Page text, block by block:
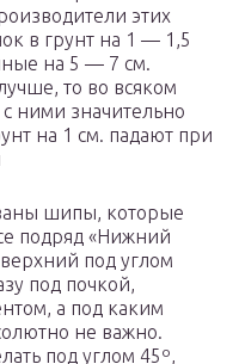
этих
в грунт на 1 — 1,5
на 5 — 7 см.
то во всяком
с ними значительно
на 1 см. падают при
шипы, которые
подряд «Нижний
под углом
под почкой,
а под каким
не важно.
под углом 45º,